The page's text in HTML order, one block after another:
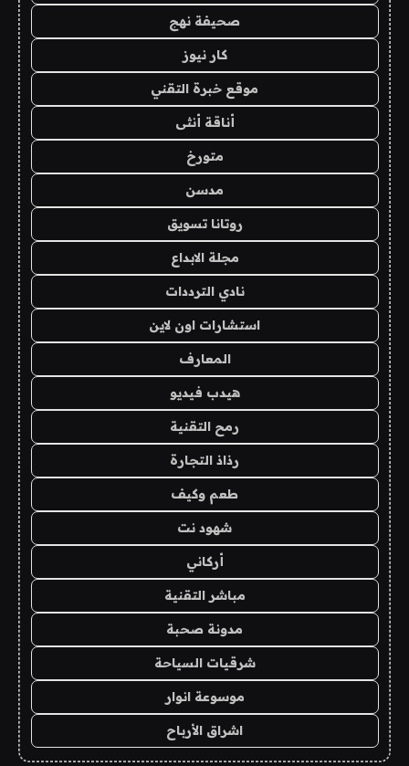
صحيفة نهج
كار نيوز
موقع خبرة التقني
أناقة أنثى
متورخ
مدسن
روتانا تسويق
مجلة الابداع
نادي الترددات
استشارات اون لاين
المعارف
هيدب فيديو
رمح التقنية
رذاذ التجارة
طعم وكيف
شهود نت
أركاني
مباشر التقنية
مدونة صحبة
شرقيات السياحة
موسوعة انوار
اشراق الأرباح